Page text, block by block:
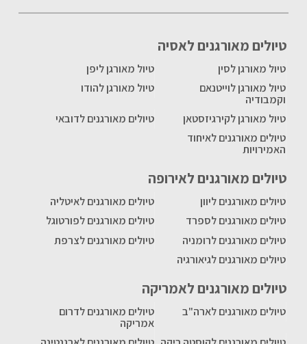
טיולים מאורגנים לאסיה
טיול מאורגן לסין
טיול מאורגן ליפן
טיול מאורגן לוייטנאם
וקמבודיה
טיול מאורגן להודו
טיול מאורגן לקירגיזסטאן
טיולים מאורגנים לדובאי
טיולים מאורגנים לאיחוד
האמירויות
טיולים מאורגנים לאירופה
טיולים מאורגנים ליוון
טיולים מאורגנים לאיטליה
טיולים מאורגנים לספרד
טיולים מאורגנים לפורטוגל
טיולים מאורגנים לרומניה
טיולים מאורגנים לצרפת
טיולים מאורגנים לגיאורגיה
טיולים מאורגנים לאמריקה
טיולים מאורגנים לארה"ב
טיולים מאורגנים לדרום
אמריקה